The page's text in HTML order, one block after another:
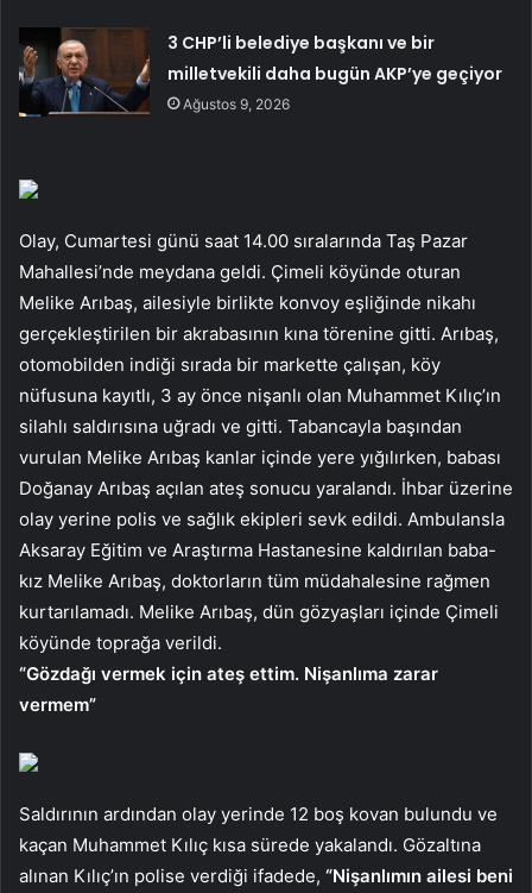
3 CHP’li belediye başkanı ve bir
milletvekili daha bugün AKP’ye geçiyor
Ağustos 9, 2026
Olay, Cumartesi günü saat 14.00 sıralarında Taş Pazar
Mahallesi’nde meydana geldi. Çimeli köyünde oturan
Melike Arıbaş, ailesiyle birlikte konvoy eşliğinde nikahı
gerçekleştirilen bir akrabasının kına törenine gitti. Arıbaş,
otomobilden indiği sırada bir markette çalışan, köy
nüfusuna kayıtlı, 3 ay önce nişanlı olan Muhammet Kılıç’ın
silahlı saldırısına uğradı ve gitti. Tabancayla başından
vurulan Melike Arıbaş kanlar içinde yere yığılırken, babası
Doğanay Arıbaş açılan ateş sonucu yaralandı. İhbar üzerine
olay yerine polis ve sağlık ekipleri sevk edildi. Ambulansla
Aksaray Eğitim ve Araştırma Hastanesine kaldırılan baba-
kız Melike Arıbaş, doktorların tüm müdahalesine rağmen
kurtarılamadı. Melike Arıbaş, dün gözyaşları içinde Çimeli
köyünde toprağa verildi.
“Gözdağı vermek için ateş ettim. Nişanlıma zarar
vermem”
Saldırının ardından olay yerinde 12 boş kovan bulundu ve
kaçan Muhammet Kılıç kısa sürede yakalandı. Gözaltına
alınan Kılıç’ın polise verdiği ifadede, “Nişanlımın ailesi beni